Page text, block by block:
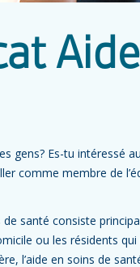
gens? Es-tu intéressé
comme membre de
de santé consiste
ou les résidents
l’aide en soins de